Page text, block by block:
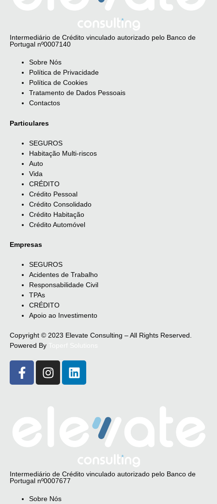
Intermediário de Crédito vinculado autorizado pelo Banco de
Portugal nº0007140
Sobre Nós
Política de Privacidade
Política de Cookies
Tratamento de Dados Pessoais
Contactos
Particulares
SEGUROS
Habitação Multi-riscos
Auto
Vida
CRÉDITO
Crédito Pessoal
Crédito Consolidado
Crédito Habitação
Crédito Automóvel
Empresas
SEGUROS
Acidentes de Trabalho
Responsabilidade Civil
TPAs
CRÉDITO
Apoio ao Investimento
Copyright © 2023 Elevate Consulting – All Rights Reserved.
Powered By
Intermediário de Crédito vinculado autorizado pelo Banco de
Portugal nº0007677
Sobre Nós